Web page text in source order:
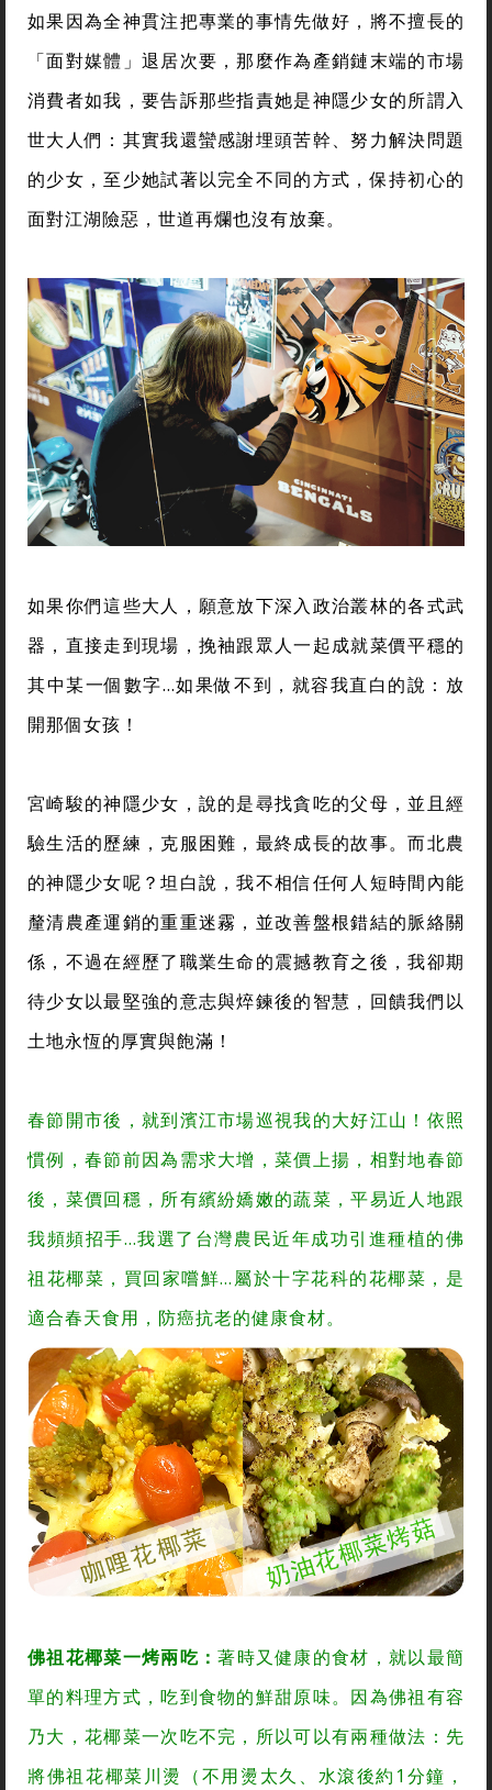
如果因為全神貫注把專業的事情先做好，將不擅長的
「面對媒體」退居次要，那麼作為產銷鏈末端的市場
消費者如我，要告訴那些指責她是神隱少女的所謂入
世大人們：其實我還蠻感謝埋頭苦幹、努力解決問題
的少女，至少她試著以完全不同的方式，保持初心的
面對江湖險惡，世道再爛也沒有放棄。
如果你們這些大人，願意放下深入政治叢林的各式武
器，直接走到現場，挽袖跟眾人一起成就菜價平穩的
其中某一個數字…如果做不到，就容我直白的說：放
開那個女孩！
宮崎駿的神隱少女，說的是尋找貪吃的父母，並且經
驗生活的歷練，克服困難，最終成長的故事。而北農
的神隱少女呢？坦白說，我不相信任何人短時間內能
釐清農產運銷的重重迷霧，並改善盤根錯結的脈絡關
係，不過在經歷了職業生命的震撼教育之後，我卻期
待少女以最堅強的意志與焠鍊後的智慧，回饋我們以
土地永恆的厚實與飽滿！
春節開市後，就到濱江市場巡視我的大好江山！依照
慣例，春節前因為需求大增，菜價上揚，相對地春節
後，菜價回穩，所有繽紛嬌嫩的蔬菜，平易近人地跟
我頻頻招手…我選了台灣農民近年成功引進種植的佛
祖花椰菜，買回家嚐鮮…屬於十字花科的花椰菜，是
適合春天食用，防癌抗老的健康食材。
佛祖花椰菜一烤兩吃：著時又健康的食材，就以最簡
單的料理方式，吃到食物的鮮甜原味。因為佛祖有容
乃大，花椰菜一次吃不完，所以可以有兩種做法：先
將佛祖花椰菜川燙（不用燙太久、水滾後約1分鐘，